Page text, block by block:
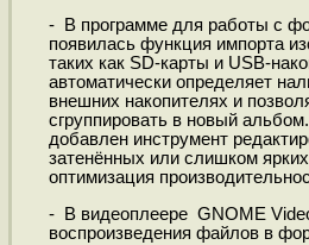
- В программе для работы с
появилась функция импорта
таких как SD-карты и USB-
автоматически определяет
внешних накопителях и
сгруппировать в новый
добавлен инструмент
затенённых или слишком
оптимизация
- В видеоплеере GNOME
воспроизведения файлов в